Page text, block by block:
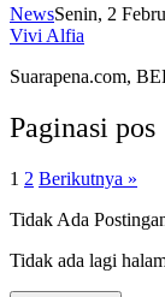
NewsSenin, 2
Vivi Alfia
Suarapena.com,
Paginasi pos
1 2 Berikutnya »
Tidak Ada
Tidak ada lagi